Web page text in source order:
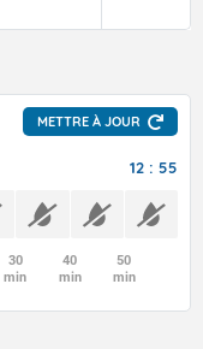
METTRE À JOUR
12 : 55
30
min
40
min
50
min